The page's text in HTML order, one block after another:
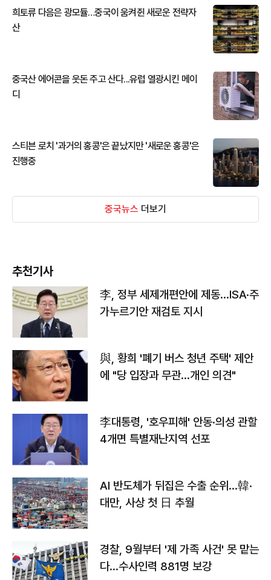
희토류 다음은 광모듈…중국이 움켜쥔 새로운 전략자
산
중국산 에어콘을 웃돈 주고 산다...유럽 열광시킨 메이
디
스티븐 로치 '과거의 홍콩'은 끝났지만 '새로운 홍콩'은
진행중
중국뉴스 더보기
추천기사
李, 정부 세제개편안에 제동…ISA·주
가누르기안 재검토 지시
與, 황희 '폐기 버스 청년 주택' 제안
에 "당 입장과 무관…개인 의견"
李대통령, '호우피해' 안동·의성 관할
4개면 특별재난지역 선포
AI 반도체가 뒤집은 수출 순위…韓·
대만, 사상 첫 日 추월
경찰, 9월부터 '제 가족 사건' 못 맡는
다…수사인력 881명 보강